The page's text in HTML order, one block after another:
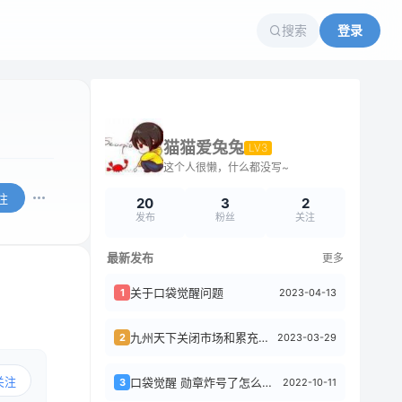
搜索 登录
注
猫猫爱兔兔 LV3
这个人很懒，什么都没写~
20
发布
3
粉丝
2
关注
最新发布 更多
1 关于口袋觉醒问题 2023-04-13
2 九州天下关闭市场和累充不能领取 2023-03-29
3 口袋觉醒 勋章炸号了怎么办？ 2022-10-11